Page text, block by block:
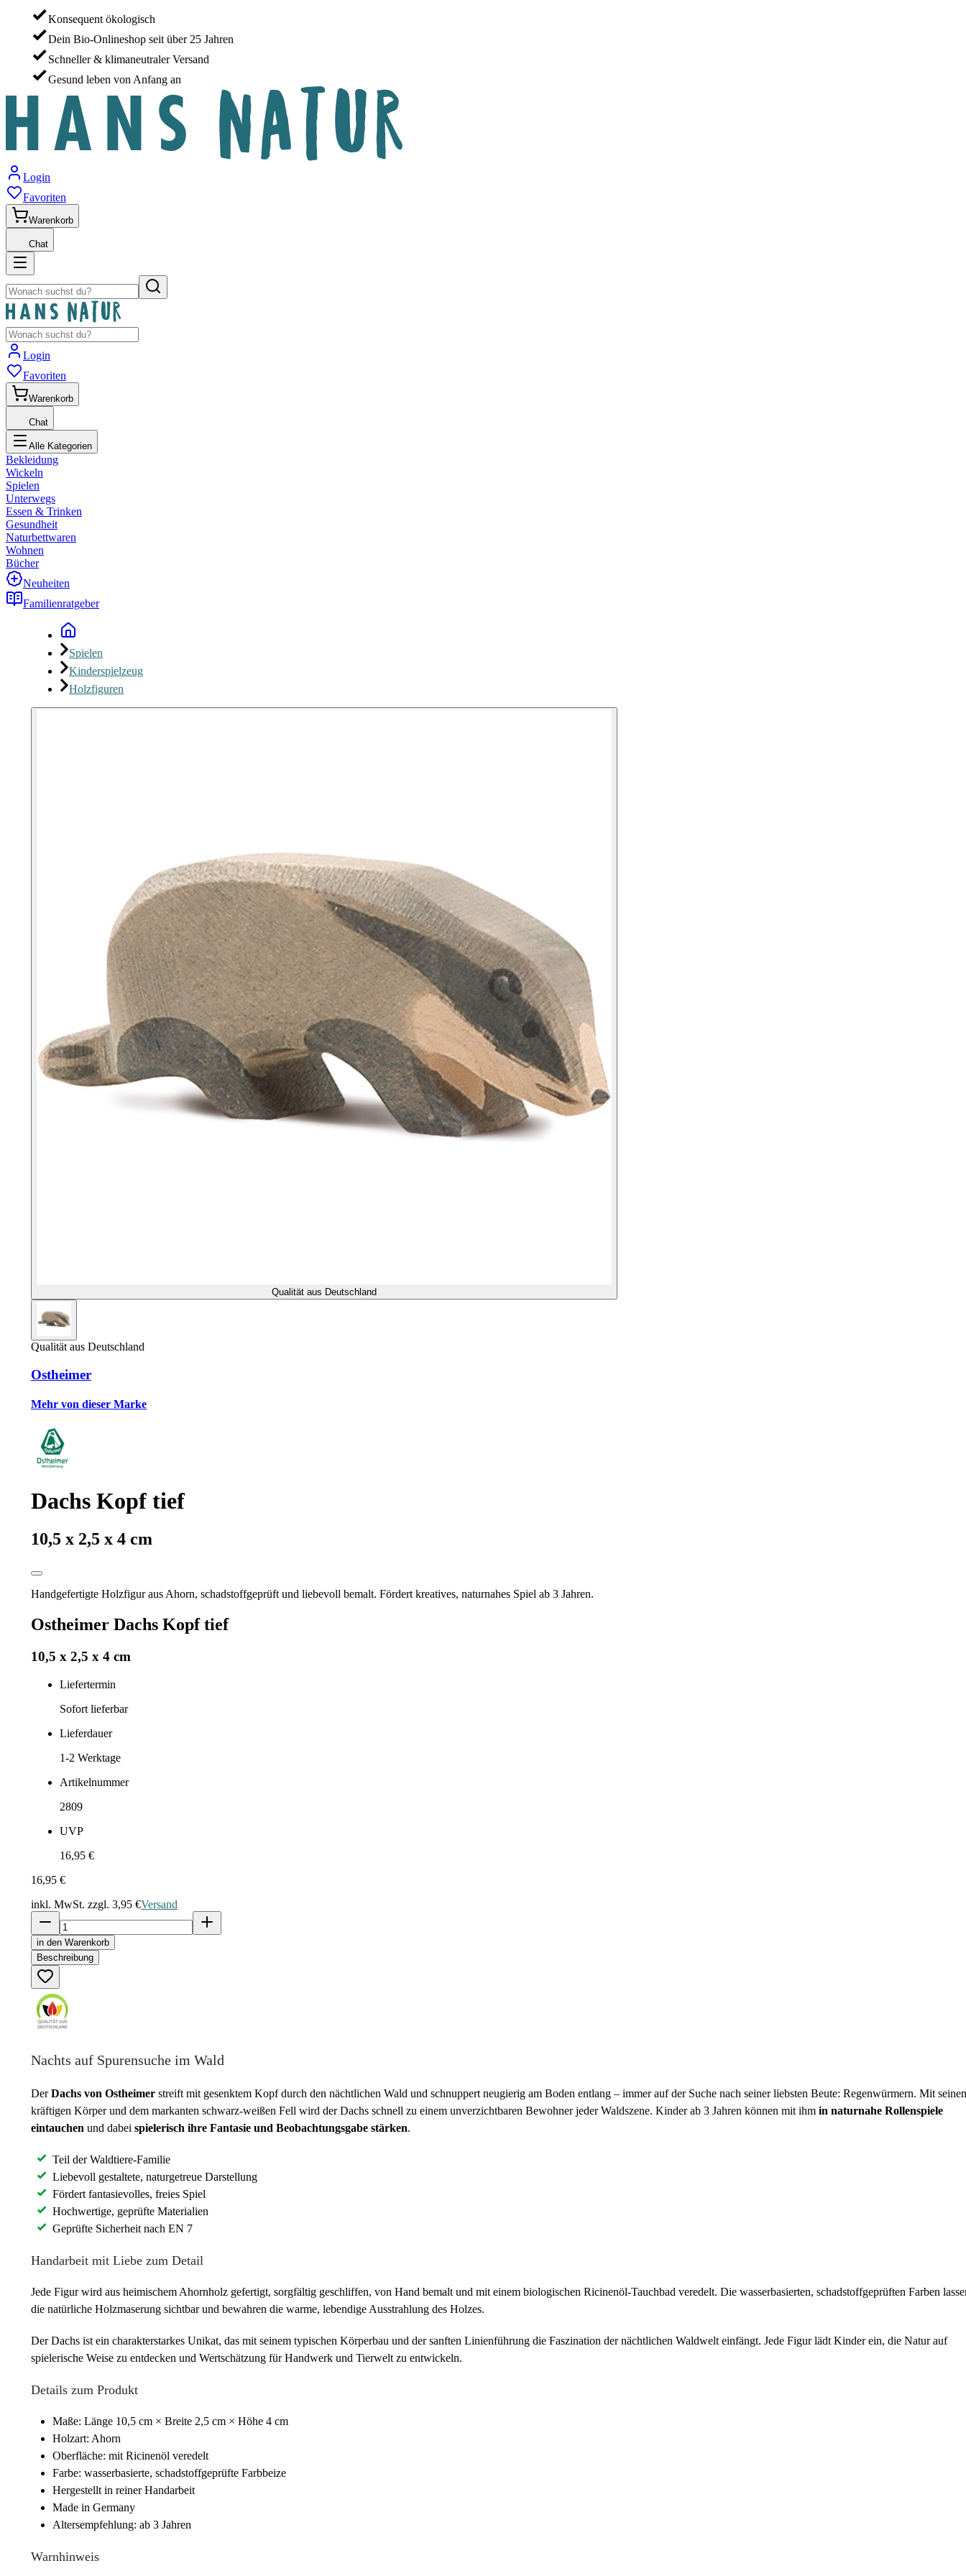
Konsequent ökologisch
Dein Bio-Onlineshop seit über 25 Jahren
Schneller & klimaneutraler Versand
Gesund leben von Anfang an
Login
Favoriten
Warenkorb
Chat
Login
Favoriten
Warenkorb
Chat
Alle Kategorien
Bekleidung
Wickeln
Spielen
Unterwegs
Essen & Trinken
Gesundheit
Naturbettwaren
Wohnen
Bücher
Neuheiten
Familienratgeber
Spielen
Kinderspielzeug
Holzfiguren
Qualität aus Deutschland
Qualität aus Deutschland
Ostheimer
Mehr von dieser Marke
Dachs Kopf tief
10,5 x 2,5 x 4 cm
Handgefertigte Holzfigur aus Ahorn, schadstoffgeprüft und liebevoll bemalt. Fördert kreatives, naturnahes Spiel ab 3 Jahren.
Ostheimer Dachs Kopf tief
10,5 x 2,5 x 4 cm
Liefertermin
Sofort lieferbar
Lieferdauer
1-2 Werktage
Artikelnummer
2809
UVP
16,95 €
16,95 €
inkl. MwSt. zzgl. 3,95 €Versand
in den Warenkorb
Beschreibung
Nachts auf Spurensuche im Wald
DerDachs von Ostheimer streift mit gesenktem Kopf durch den nächtlichen Wald und schnuppert neugierig am Boden entlang – immer auf der Suche nach seiner liebsten Beute: Regenwürmern. Mit
kräftigen Körper und dem markanten schwarz-weißen Fell wird der Dachs schnell zu einem unverzichtbaren Bewohner jeder Waldszene. Kinder ab 3 Jahren können mit ihm in naturnahe Rollenspiele
eintauchen und dabei spielerisch ihre Fantasie und Beobachtungsgabe stärken.
Teil der Waldtiere-Familie
Liebevoll gestaltete, naturgetreue Darstellung
Fördert fantasievolles, freies Spiel
Hochwertige, geprüfte Materialien
Geprüfte Sicherheit nach EN 7
Handarbeit mit Liebe zum Detail
Jede Figur wird aus heimischem Ahornholz gefertigt, sorgfältig geschliffen, von Hand bemalt und mit einem biologischen Ricinenöl-Tauchbad veredelt. Die wasserbasierten, schadstoffgeprüften Farben
die natürliche Holzmaserung sichtbar und bewahren die warme, lebendige Ausstrahlung des Holzes.
Der Dachs ist ein charakterstarkes Unikat, das mit seinem typischen Körperbau und der sanften Linienführung die Faszination der nächtlichen Waldwelt einfängt. Jede Figur lädt Kinder ein, die Natur auf
spielerische Weise zu entdecken und Wertschätzung für Handwerk und Tierwelt zu entwickeln.
Details zum Produkt
Maße: Länge 10,5 cm × Breite 2,5 cm × Höhe 4 cm
Holzart: Ahorn
Oberfläche: mit Ricinenöl veredelt
Farbe: wasserbasierte, schadstoffgeprüfte Farbbeize
Hergestellt in reiner Handarbeit
Made in Germany
Altersempfehlung: ab 3 Jahren
Warnhinweis